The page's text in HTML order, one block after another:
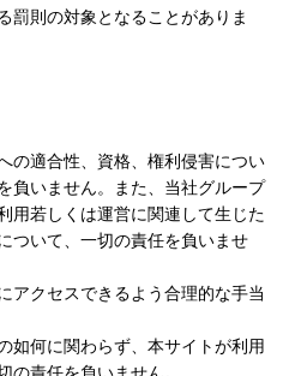
罰則の対象となることがありま
の適合性、資格、権利侵害につい
負いません。また、当社グループ
用若しくは運営に関連して生じた
ついて、一切の責任を負いませ
アクセスできるよう合理的な手当
如何に関わらず、本サイトが利用